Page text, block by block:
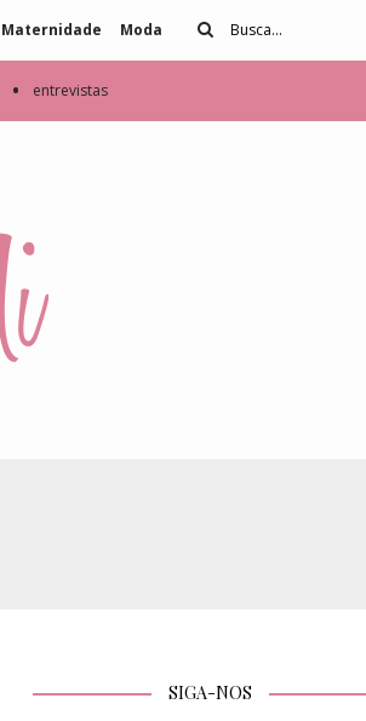
Maternidade Moda
• entrevistas
SIGA-NOS